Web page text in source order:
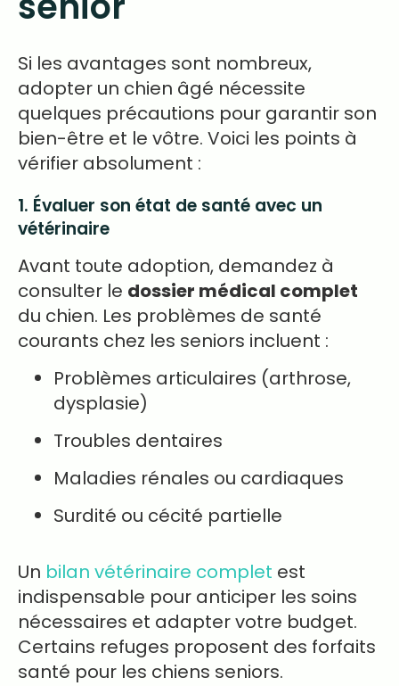
Si les avantages sont nombreux,
adopter un chien âgé nécessite
quelques précautions pour garantir son
bien-être et le vôtre. Voici les points à
vérifier absolument :
1. Évaluer son état de santé avec un
vétérinaire
Avant toute adoption, demandez à
consulter le dossier médical complet
du chien. Les problèmes de santé
courants chez les seniors incluent :
Problèmes articulaires (arthrose,
dysplasie)
Troubles dentaires
Maladies rénales ou cardiaques
Surdité ou cécité partielle
Un bilan vétérinaire complet est
indispensable pour anticiper les soins
nécessaires et adapter votre budget.
Certains refuges proposent des forfaits
santé pour les chiens seniors.